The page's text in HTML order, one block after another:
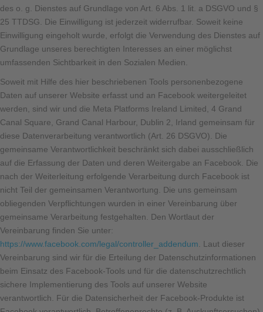
des o. g. Dienstes auf Grundlage von Art. 6 Abs. 1 lit. a DSGVO und §
25 TTDSG. Die Einwilligung ist jederzeit widerrufbar. Soweit keine
Einwilligung eingeholt wurde, erfolgt die Verwendung des Dienstes auf
Grundlage unseres berechtigten Interesses an einer möglichst
umfassenden Sichtbarkeit in den Sozialen Medien.
Soweit mit Hilfe des hier beschriebenen Tools personenbezogene
Daten auf unserer Website erfasst und an Facebook weitergeleitet
werden, sind wir und die Meta Platforms Ireland Limited, 4 Grand
Canal Square, Grand Canal Harbour, Dublin 2, Irland gemeinsam für
diese Datenverarbeitung verantwortlich (Art. 26 DSGVO). Die
gemeinsame Verantwortlichkeit beschränkt sich dabei ausschließlich
auf die Erfassung der Daten und deren Weitergabe an Facebook. Die
nach der Weiterleitung erfolgende Verarbeitung durch Facebook ist
nicht Teil der gemeinsamen Verantwortung. Die uns gemeinsam
obliegenden Verpflichtungen wurden in einer Vereinbarung über
gemeinsame Verarbeitung festgehalten. Den Wortlaut der
Vereinbarung finden Sie unter:
https://www.facebook.com/legal/controller_addendum . Laut dieser
Vereinbarung sind wir für die Erteilung der Datenschutzinformationen
beim Einsatz des Facebook-Tools und für die datenschutzrechtlich
sichere Implementierung des Tools auf unserer Website
verantwortlich. Für die Datensicherheit der Facebook-Produkte ist